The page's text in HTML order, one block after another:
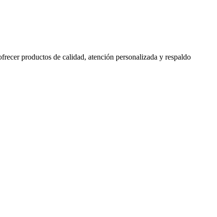
productos de calidad, atención personalizada y respaldo